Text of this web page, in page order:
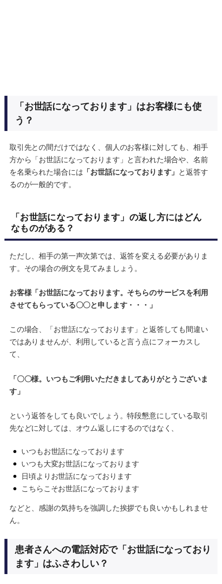
「お世話になっております」はお客様にも使
う？
取引先との間だけではなく、個人のお客様に対しても、相手
方から「お世話になっております」と言われた場合や、名前
を名乗られた場合には 「お世話になっております」 と返答す
るのが一般的です。
「お世話になっております」の返し方にはどん
なものがある？
ただし、相手の第一声次第では、返答を変える必要がありま
す。その場合の例文を見てみましょう。
お客様「お世話になっております。そちらのサービスを利用
させてもらっている〇〇と申します・・・」
この場合、「お世話になっております」と返答しても間違い
ではありませんが、利用していると言う点にフォーカスし
て、
「〇〇様。いつもご利用いただきましてありがとうございま
す」
という返答をしても良いでしょう。特段懇意にしている取引
先などに対しては、オウム返しにするのではなく、
いつもお世話になっております
いつも大変お世話になっております
日頃よりお世話になっております
こちらこそお世話になっております
などと、感謝の気持ちを強調した挨拶でも良いかもしれませ
ん。
患者さんへの電話対応で「お世話になっており
ます」はふさわしい？